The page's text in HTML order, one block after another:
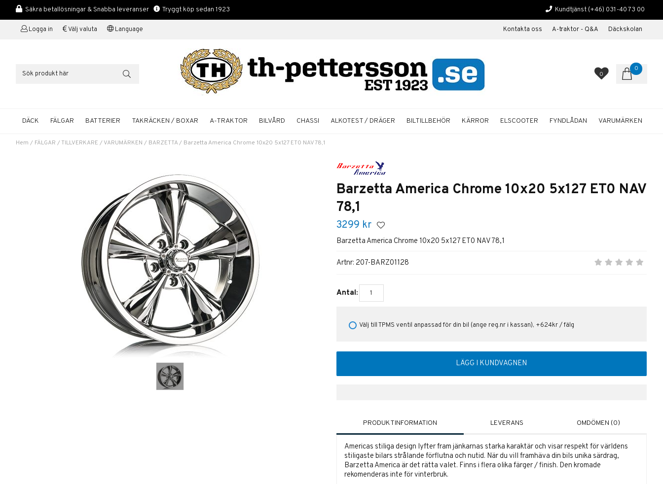
Säkra betallösningar & Snabba leveranser Tryggt köp sedan 1923 Kundtjänst (+46) 031-40 73 00
Logga in Välj valuta Language Kontakta oss A-traktor - Q&A Däckskolan
0
0
DÄCK FÄLGAR BATTERIER TAKRÄCKEN / BOXAR A-TRAKTOR BILVÅRD CHASSI ALKOTEST / DRÄGER BILTILLBEHÖR KÄRROR ELSCOOTER FYNDLÅDAN VARUMÄRKEN
Hem / FÄLGAR /TILLVERKARE / VARUMÄRKEN / BARZETTA/ Barzetta America Chrome 10x20 5x127 ET0 NAV 78,1
Barzetta America Chrome 10x20 5x127 ET0 NAV
78,1
3299 kr
Barzetta America Chrome 10x20 5x127 ET0 NAV 78,1
Artnr: 207-BARZ01128
Antal:
Välj till TPMS ventil anpassad för din bil (ange reg.nr i kassan), +624kr / fälg
LÄGG I KUNDVAGNEN
PRODUKTINFORMATION
Americas stiliga design lyfter fram jänkarnas starka karaktär och visar respekt för världens
stiligaste bilars strålande förflutna och nutid. När du vill framhäva din bils unika särdrag,
Barzetta America är det rätta valet. Finns i flera olika färger / finish. Den kromade
rekomenderas inte för vinterbruk.
LEVERANS OMDÖMEN (0)